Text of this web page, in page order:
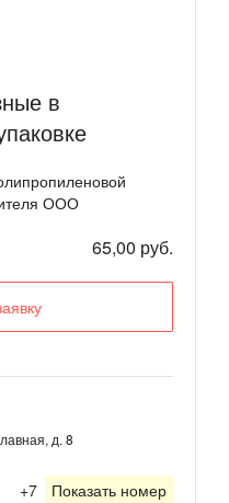
в
ООО
65,00 руб.
д. 8
+7 Показать номер